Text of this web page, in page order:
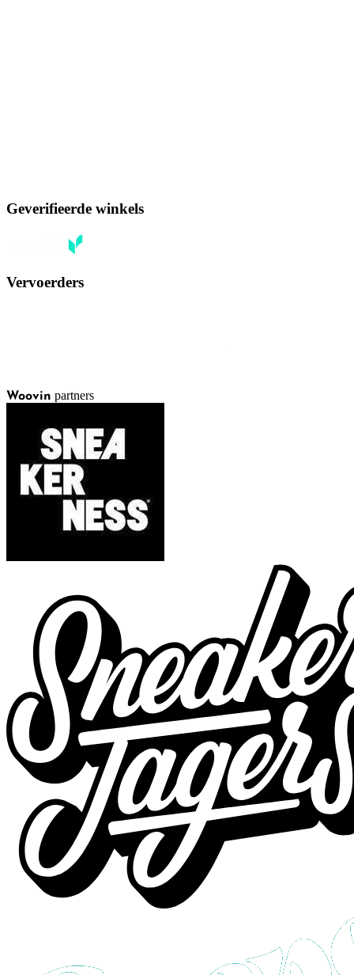
Geverifieerde winkels
Vervoerders
Woovin partners